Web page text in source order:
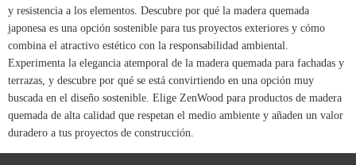
y resistencia a los elementos. Descubre por qué la madera quemada
japonesa es una opción sostenible para tus proyectos exteriores y cómo
combina el atractivo estético con la responsabilidad ambiental.
Experimenta la elegancia atemporal de la madera quemada para fachadas y
terrazas, y descubre por qué se está convirtiendo en una opción muy
buscada en el diseño sostenible. Elige ZenWood para productos de madera
quemada de alta calidad que respetan el medio ambiente y añaden un valor
duradero a tus proyectos de construcción.